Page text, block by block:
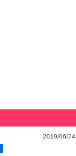
2019/06/24